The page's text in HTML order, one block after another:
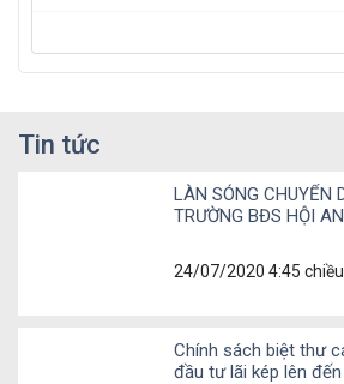
Tin tức
LÀN SÓNG CHUYỂN
TRƯỜNG BĐS HỘI
24/07/2020 4:45 chiều
Chính sách biệt thư
đầu tư lãi kép lên đến